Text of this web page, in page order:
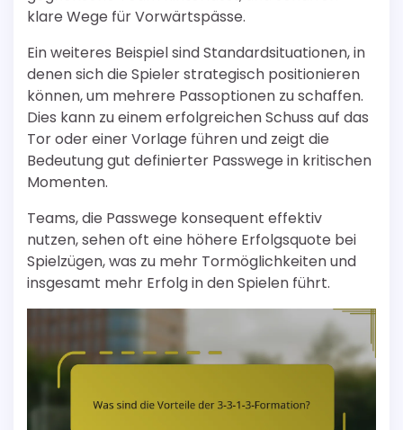
klare Wege für Vorwärtspässe.
Ein weiteres Beispiel sind Standardsituationen, in
denen sich die Spieler strategisch positionieren
können, um mehrere Passoptionen zu schaffen.
Dies kann zu einem erfolgreichen Schuss auf das
Tor oder einer Vorlage führen und zeigt die
Bedeutung gut definierter Passwege in kritischen
Momenten.
Teams, die Passwege konsequent effektiv
nutzen, sehen oft eine höhere Erfolgsquote bei
Spielzügen, was zu mehr Tormöglichkeiten und
insgesamt mehr Erfolg in den Spielen führt.